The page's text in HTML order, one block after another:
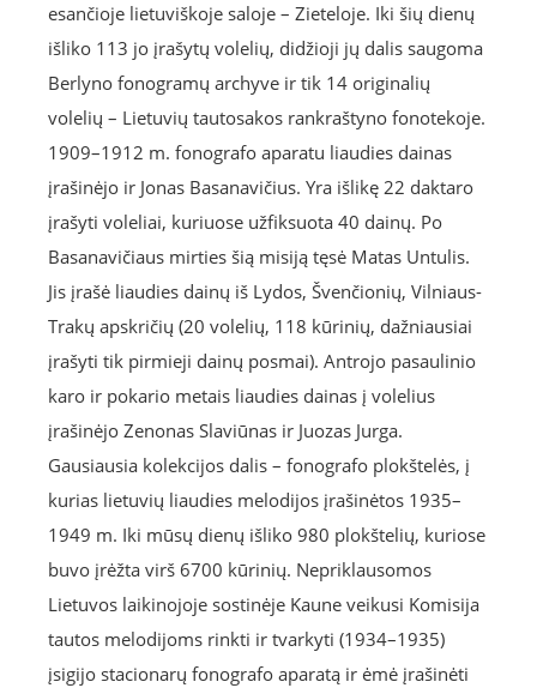
esančioje lietuviškoje saloje – Zieteloje. Iki šių dienų
išliko 113 jo įrašytų volelių, didžioji jų dalis saugoma
Berlyno fonogramų archyve ir tik 14 originalių
volelių – Lietuvių tautosakos rankraštyno fonotekoje.
1909–1912 m. fonografo aparatu liaudies dainas
įrašinėjo ir Jonas Basanavičius. Yra išlikę 22 daktaro
įrašyti voleliai, kuriuose užfiksuota 40 dainų. Po
Basanavičiaus mirties šią misiją tęsė Matas Untulis.
Jis įrašė liaudies dainų iš Lydos, Švenčionių, Vilniaus-
Trakų apskričių (20 volelių, 118 kūrinių, dažniausiai
įrašyti tik pirmieji dainų posmai). Antrojo pasaulinio
karo ir pokario metais liaudies dainas į volelius
įrašinėjo Zenonas Slaviūnas ir Juozas Jurga.
Gausiausia kolekcijos dalis – fonografo plokštelės, į
kurias lietuvių liaudies melodijos įrašinėtos 1935–
1949 m. Iki mūsų dienų išliko 980 plokštelių, kuriose
buvo įrėžta virš 6700 kūrinių. Nepriklausomos
Lietuvos laikinojoje sostinėje Kaune veikusi Komisija
tautos melodijoms rinkti ir tvarkyti (1934–1935)
įsigijo stacionarų fonografo aparatą ir ėmė įrašinėti